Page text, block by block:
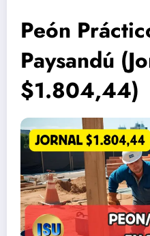
Peón
Paysandú
$1.804,44)